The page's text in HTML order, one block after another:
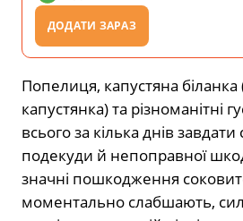
ДОДАТИ ЗАРАЗ
Попелиця, капустяна
капустянка) та різноманітні
всього за кілька днів завдати
подекуди й непоправної
значні пошкодження
моментально слабшають,